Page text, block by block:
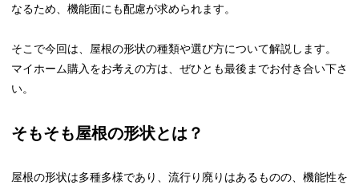
なるため、機能面にも配慮が求められます。
そこで今回は、屋根の形状の種類や選び方について解説します。
マイホーム購入をお考えの方は、ぜひとも最後までお付き合い下さ
い。
そもそも屋根の形状とは？
屋根の形状は多種多様であり、流行り廃りはあるものの、機能性を